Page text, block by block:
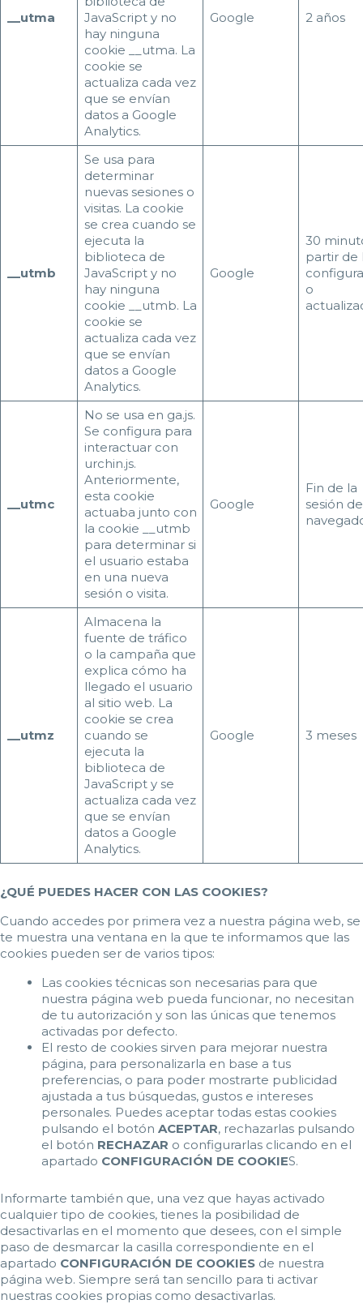
__utma
JavaScript y no
hay ninguna
cookie __utma. La
cookie se
actualiza cada vez
que se envían
datos a Google
Analytics.
Google 2 años
__utmb
Se usa para
determinar
nuevas sesiones o
visitas. La cookie
se crea cuando se
ejecuta la
biblioteca de
JavaScript y no
hay ninguna
cookie __utmb. La
cookie se
actualiza cada vez
que se envían
datos a Google
Analytics.
Google
30
partir de
o
__utmc
No se usa en ga.js.
Se configura para
interactuar con
urchin.js.
Anteriormente,
esta cookie
actuaba junto con
la cookie __utmb
para determinar si
el usuario estaba
en una nueva
sesión o visita.
Google
Fin de la
sesión
__utmz
Almacena la
fuente de tráfico
o la campaña que
explica cómo ha
llegado el usuario
al sitio web. La
cookie se crea
cuando se
ejecuta la
biblioteca de
JavaScript y se
actualiza cada vez
que se envían
datos a Google
Analytics.
Google 3 meses
¿QUÉ PUEDES HACER CON LAS COOKIES?
Cuando accedes por primera vez a nuestra página web, se
te muestra una ventana en la que te informamos que las
cookies pueden ser de varios tipos:
Las cookies técnicas son necesarias para que
nuestra página web pueda funcionar, no necesitan
de tu autorización y son las únicas que tenemos
activadas por defecto.
El resto de cookies sirven para mejorar nuestra
página, para personalizarla en base a tus
preferencias, o para poder mostrarte publicidad
ajustada a tus búsquedas, gustos e intereses
personales. Puedes aceptar todas estas cookies
pulsando el botón ACEPTAR, rechazarlas pulsando
el botón RECHAZAR o configurarlas clicando en el
apartado CONFIGURACIÓN DE COOKIES.
Informarte también que, una vez que hayas activado
cualquier tipo de cookies, tienes la posibilidad de
desactivarlas en el momento que desees, con el simple
paso de desmarcar la casilla correspondiente en el
apartado CONFIGURACIÓN DE COOKIES de nuestra
página web. Siempre será tan sencillo para ti activar
nuestras cookies propias como desactivarlas.